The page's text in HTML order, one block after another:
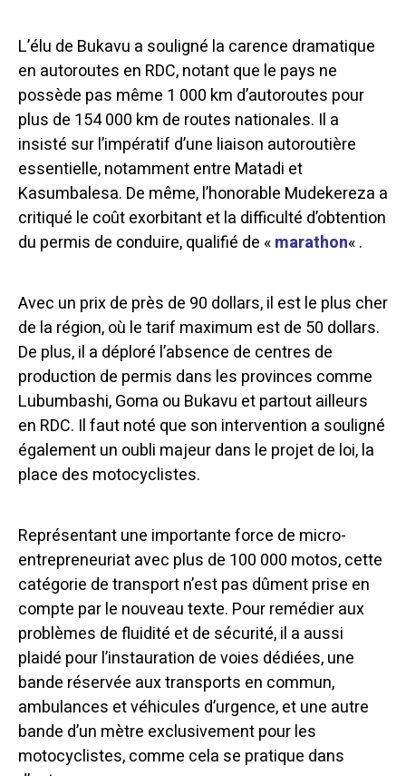
L’élu de Bukavu a souligné la carence dramatique
en autoroutes en RDC, notant que le pays ne
possède pas même 1 000 km d’autoroutes pour
plus de 154 000 km de routes nationales. Il a
insisté sur l’impératif d’une liaison autoroutière
essentielle, notamment entre Matadi et
Kasumbalesa. De même, l’honorable Mudekereza a
critiqué le coût exorbitant et la difficulté d’obtention
du permis de conduire, qualifié de «marathon« .
Avec un prix de près de 90 dollars, il est le plus cher
de la région, où le tarif maximum est de 50 dollars.
De plus, il a déploré l’absence de centres de
production de permis dans les provinces comme
Lubumbashi, Goma ou Bukavu et partout ailleurs
en RDC. Il faut noté que son intervention a souligné
également un oubli majeur dans le projet de loi, la
place des motocyclistes.
Représentant une importante force de micro-
entrepreneuriat avec plus de 100 000 motos, cette
catégorie de transport n’est pas dûment prise en
compte par le nouveau texte. Pour remédier aux
problèmes de fluidité et de sécurité, il a aussi
plaidé pour l’instauration de voies dédiées, une
bande réservée aux transports en commun,
ambulances et véhicules d’urgence, et une autre
bande d’un mètre exclusivement pour les
motocyclistes, comme cela se pratique dans